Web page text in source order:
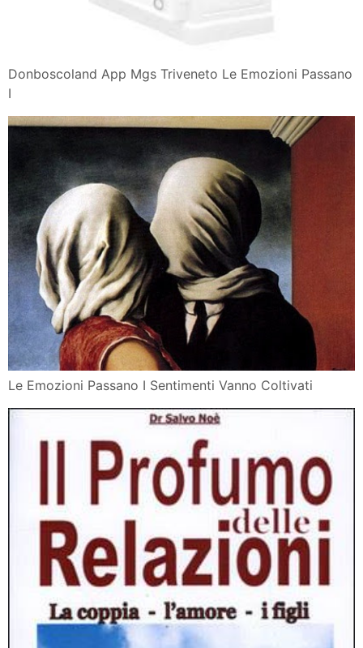
Donboscoland App Mgs Triveneto Le Emozioni Passano
I
Le Emozioni Passano I Sentimenti Vanno Coltivati